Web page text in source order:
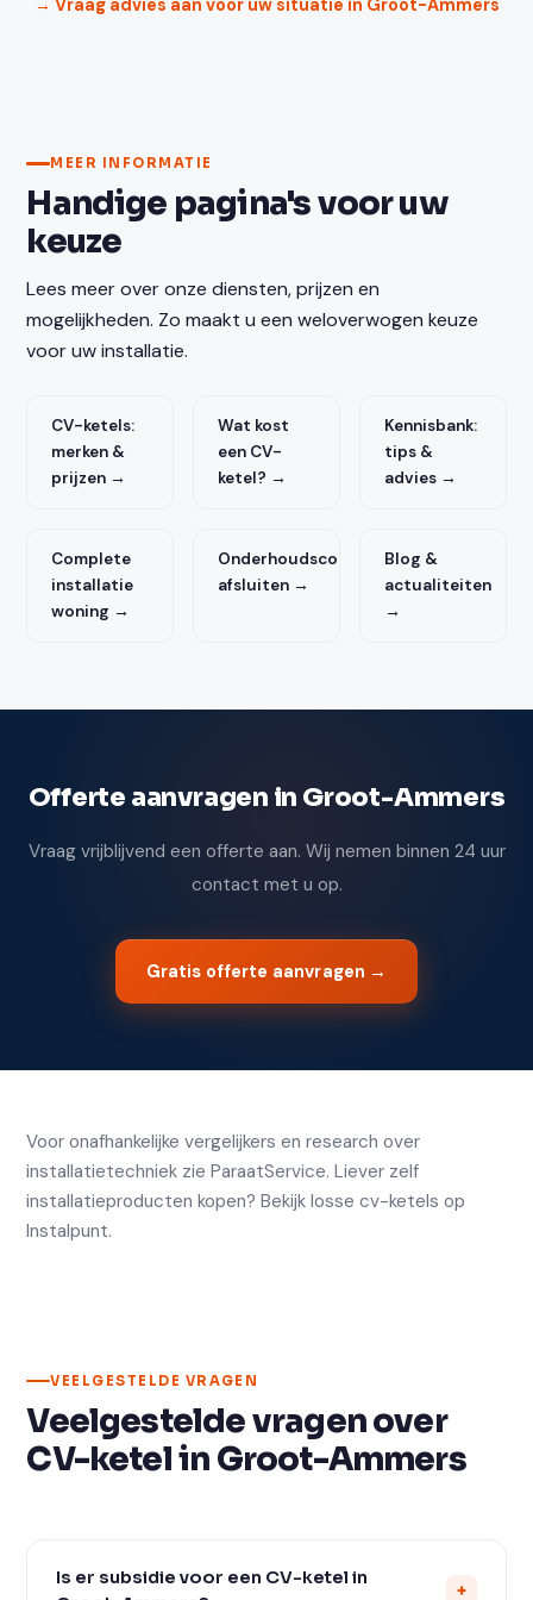
MEER INFORMATIE
Handige pagina's voor uw
keuze
Lees meer over onze diensten, prijzen en
mogelijkheden. Zo maakt u een weloverwogen keuze
voor uw installatie.
CV-ketels:
merken &
prijzen →
Wat kost
een CV-
ketel? →
Kennisbank:
tips &
advies →
Complete
installatie
woning →
Onderhoudscontract
afsluiten →
Blog &
actualiteiten
→
Offerte aanvragen in Groot-Ammers
Vraag vrijblijvend een offerte aan. Wij nemen binnen 24 uur
contact met u op.
Gratis offerte aanvragen →
Voor onafhankelijke vergelijkers en research over
installatietechniek zieParaatService. Liever zelf
installatieproducten kopen? Bekijk lossecv-ketels op
Instalpunt.
VEELGESTELDE VRAGEN
Veelgestelde vragen over
CV-ketel in Groot-Ammers
Is er subsidie voor een CV-ketel in
+